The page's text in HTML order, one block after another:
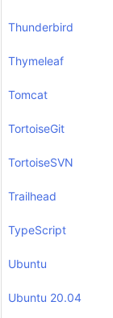
Thunderbird
Thymeleaf
Tomcat
TortoiseGit
TortoiseSVN
Trailhead
TypeScript
Ubuntu
Ubuntu 20.04